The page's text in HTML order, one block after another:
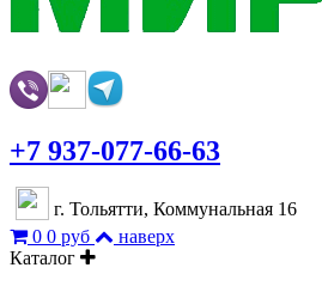
+7 937-077-66-63
г. Тольятти, Коммунальная 16
0 0 руб
наверх
Каталог